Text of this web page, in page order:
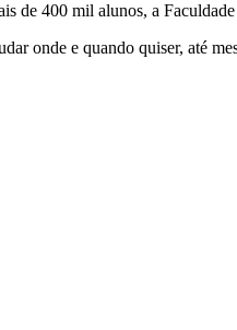
de 400 mil alunos, a
onde e quando quiser, até